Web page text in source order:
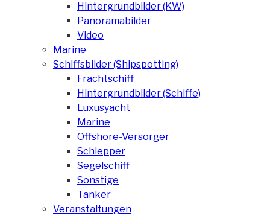
Hintergrundbilder (KW)
Panoramabilder
Video
Marine
Schiffsbilder (Shipspotting)
Frachtschiff
Hintergrundbilder (Schiffe)
Luxusyacht
Marine
Offshore-Versorger
Schlepper
Segelschiff
Sonstige
Tanker
Veranstaltungen